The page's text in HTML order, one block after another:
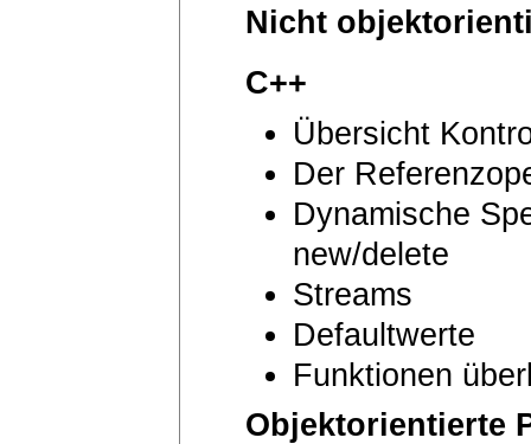
Nicht
C++
Übersicht
Der
Dynamische
new/delete
Streams
Defaultwerte
Funktionen
Objektorientierte